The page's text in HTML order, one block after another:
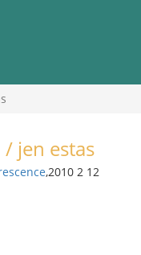
/ jen estas
,2010 2 12